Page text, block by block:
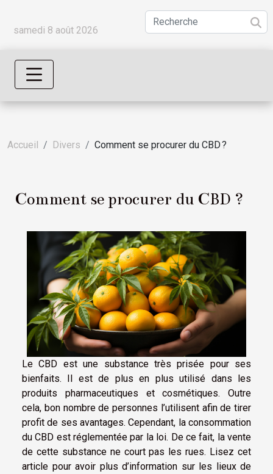
samedi 8 août 2026
Accueil Divers Comment se procurer du CBD ?
Comment se procurer du CBD ?
Le CBD est une substance très prisée pour ses
bienfaits. Il est de plus en plus utilisé dans les
produits pharmaceutiques et cosmétiques. Outre
cela, bon nombre de personnes l’utilisent afin de tirer
profit de ses avantages. Cependant, la consommation
du CBD est réglementée par la loi. De ce fait, la vente
de cette substance ne court pas les rues. Lisez cet
article pour avoir plus d’information sur les lieux de